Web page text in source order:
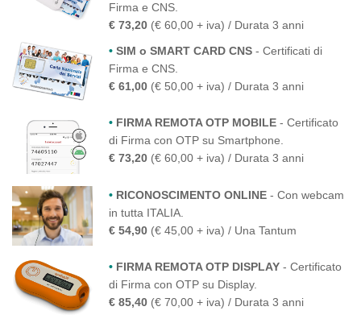
Firma e CNS.
€ 73,20 (€ 60,00 + iva) / Durata 3 anni
• SIM o SMART CARD CNS - Certificati di
Firma e CNS.
€ 61,00 (€ 50,00 + iva) / Durata 3 anni
• FIRMA REMOTA OTP MOBILE - Certificato
di Firma con OTP su Smartphone.
€ 73,20 (€ 60,00 + iva) / Durata 3 anni
• RICONOSCIMENTO ONLINE - Con webcam
in tutta ITALIA.
€ 54,90 (€ 45,00 + iva) / Una Tantum
• FIRMA REMOTA OTP DISPLAY - Certificato
di Firma con OTP su Display.
€ 85,40 (€ 70,00 + iva) / Durata 3 anni